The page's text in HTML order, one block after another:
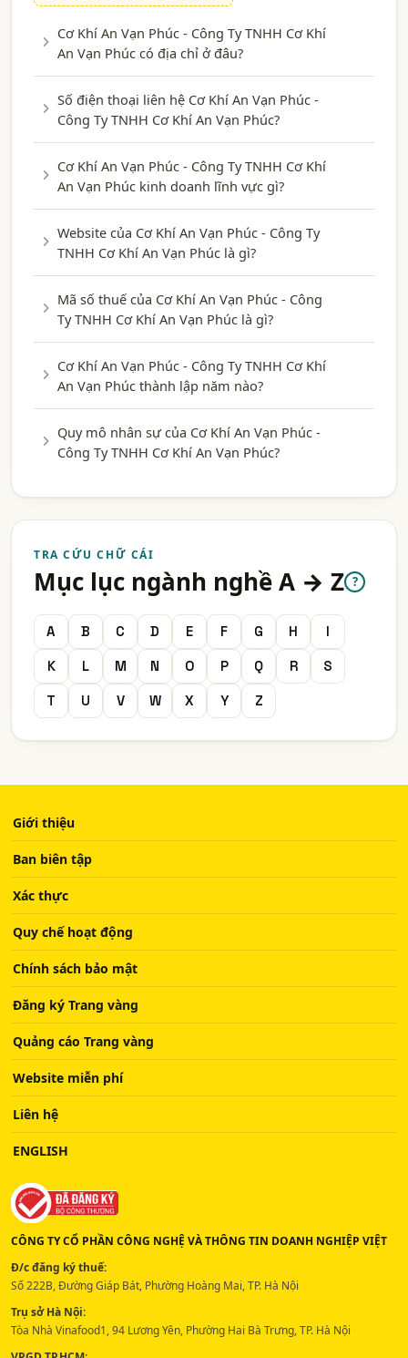
Cơ Khí An Vạn Phúc - Công Ty TNHH Cơ Khí
An Vạn Phúc có địa chỉ ở đâu?
Số điện thoại liên hệ Cơ Khí An Vạn Phúc -
Công Ty TNHH Cơ Khí An Vạn Phúc?
Cơ Khí An Vạn Phúc - Công Ty TNHH Cơ Khí
An Vạn Phúc kinh doanh lĩnh vực gì?
Website của Cơ Khí An Vạn Phúc - Công Ty
TNHH Cơ Khí An Vạn Phúc là gì?
Mã số thuế của Cơ Khí An Vạn Phúc - Công
Ty TNHH Cơ Khí An Vạn Phúc là gì?
Cơ Khí An Vạn Phúc - Công Ty TNHH Cơ Khí
An Vạn Phúc thành lập năm nào?
Quy mô nhân sự của Cơ Khí An Vạn Phúc -
Công Ty TNHH Cơ Khí An Vạn Phúc?
TRA CỨU CHỮ CÁI
Mục lục ngành nghề A → Z ?
A B C D E F G H
I
K
L M N O P Q R
S
T
U V W X Y Z
Giới thiệu
Ban biên tập
Xác thực
Quy chế hoạt động
Chính sách bảo mật
Đăng ký Trang vàng
Quảng cáo Trang vàng
Website miễn phí
Liên hệ
ENGLISH
CÔNG TY CỔ PHẦN CÔNG NGHỆ VÀ THÔNG TIN DOANH NGHIỆP VIỆT
Đ/c đăng ký thuế:
Số 222B, Đường Giáp Bát, Phường Hoàng Mai, TP. Hà Nội
Trụ sở Hà Nội:
Tòa Nhà Vinafood1, 94 Lương Yên, Phường Hai Bà Trưng, TP. Hà Nội